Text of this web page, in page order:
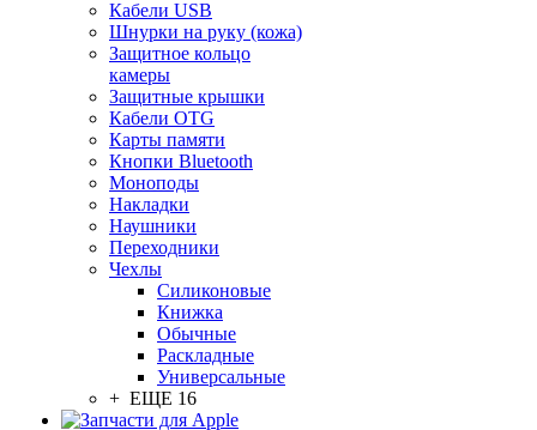
Кабели USB
Шнурки на руку (кожа)
Защитное кольцо
камеры
Защитные крышки
Кабели OTG
Карты памяти
Кнопки Bluetooth
Моноподы
Накладки
Наушники
Переходники
Чехлы
Силиконовые
Книжка
Обычные
Раскладные
Универсальные
+ ЕЩЕ 16